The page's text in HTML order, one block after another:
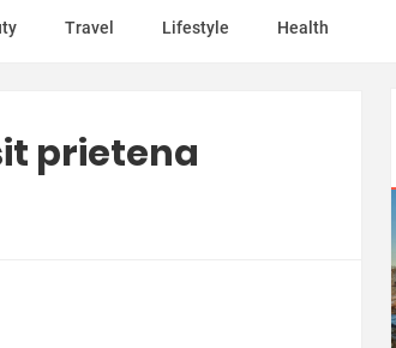
Travel Lifestyle Health
prietena